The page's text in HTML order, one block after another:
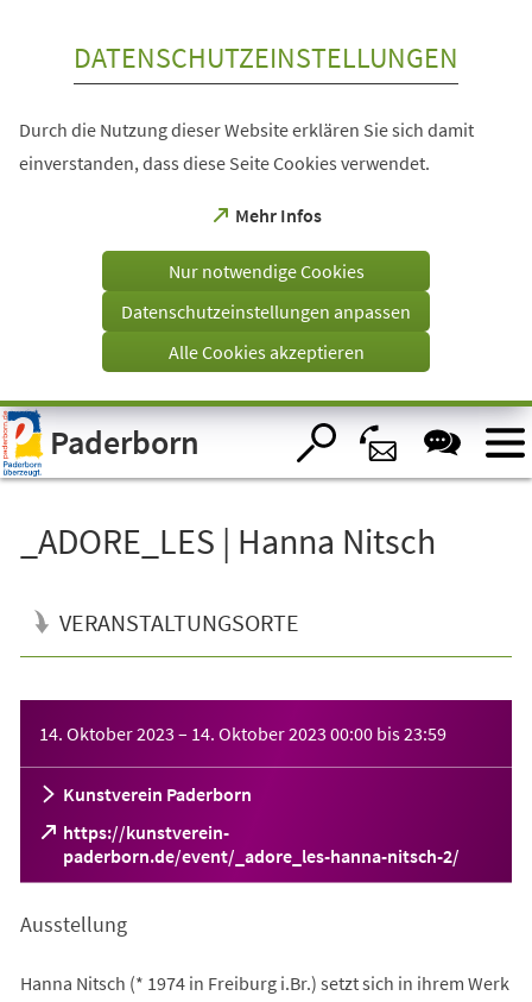
Visuelle
Assistenzsoftware
öffnen.
DATENSCHUTZEINSTELLUNGEN
Durch die Nutzung dieser Website erklären Sie sich damit
einverstanden, dass diese Seite Cookies verwendet.
Mehr Infos
(Öffnet
einem
Tab)
Nur notwendige Cookies
Datenschutzeinstellungen anpassen
Alle Cookies akzeptieren
Paderborn
_ADORE_LES | Hanna Nitsch
VERANSTALTUNGSORTE
14. Oktober 2023 – 14. Oktober 2023 00:00 bis23:59
Kunstverein Paderborn
https://kunstverein-
paderborn.de/event/_adore_les-hanna-nitsch-2/
(Öffnet
in
neuen
Ausstellung
Hanna Nitsch (* 1974 in Freiburg i.Br.) setzt sich in ihrem Werk